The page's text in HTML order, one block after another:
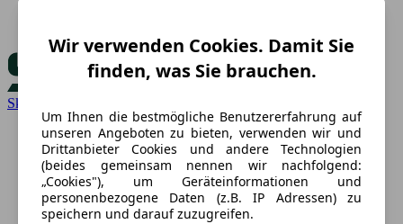
Skoda
Wir verwenden Cookies. Damit Sie
finden, was Sie brauchen.
Um Ihnen die bestmögliche Benutzererfahrung auf
unseren Angeboten zu bieten, verwenden wir und
Drittanbieter Cookies und andere Technologien
(beides gemeinsam nennen wir nachfolgend:
„Cookies"), um Geräteinformationen und
personenbezogene Daten (z.B. IP Adressen) zu
speichern und darauf zuzugreifen.